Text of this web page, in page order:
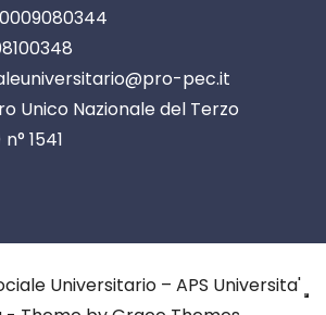
pec.it
Unico Nazionale del Terzo
1541
Universitario – APS Universita'